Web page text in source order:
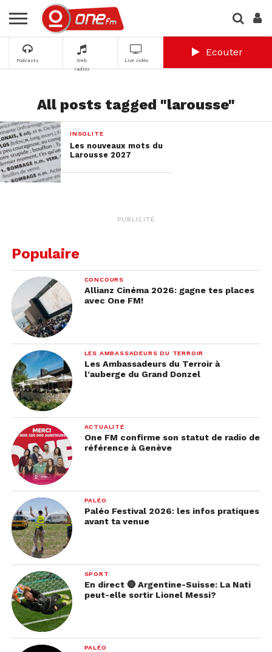
Podcasts
Web
radios
Live vidéo
Ecouter
All posts tagged "larousse"
INSOLITE
Les nouveaux mots du
Larousse 2027
PUBLICITÉ
Populaire
CONCOURS
Allianz Cinéma 2026: gagne tes places
avec One FM!
LES AMBASSADEURS DU TERROIR
Les Ambassadeurs du Terroir à
l’auberge du Grand Donzel
ACTUALITÉ
One FM confirme son statut de radio de
référence à Genève
PALÉO
Paléo Festival 2026: les infos pratiques
avant ta venue
SPORT
En direct 🔴 Argentine-Suisse: La Nati
peut-elle sortir Lionel Messi?
PALÉO